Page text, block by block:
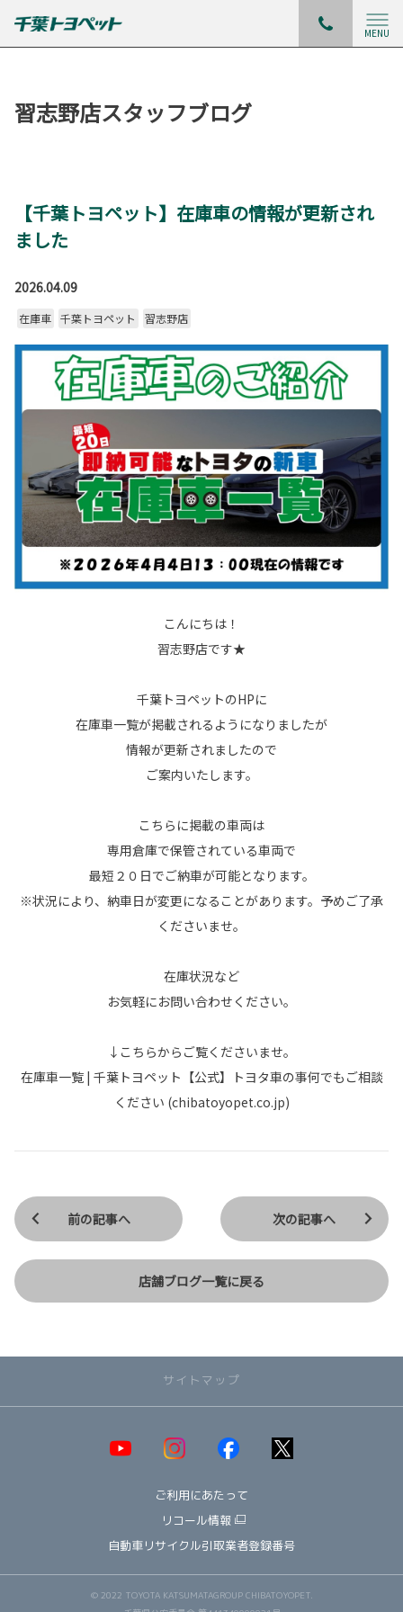
MENU
習志野店スタッフブログ
【千葉トヨペット】在庫車の情報が更新され
ました
2026.04.09
在庫車 千葉トヨペット 習志野店
こんにちは！
習志野店です★
千葉トヨペットのHPに
在庫車一覧が掲載されるようになりましたが
情報が更新されましたので
ご案内いたします。
こちらに掲載の車両は
専用倉庫で保管されている車両で
最短２０日でご納車が可能となります。
※状況により、納車日が変更になることがあります。予めご了承
くださいませ。
在庫状況など
お気軽にお問い合わせください。
↓こちらからご覧くださいませ。
在庫車一覧 | 千葉トヨペット【公式】トヨタ車の事何でもご相談
ください (chibatoyopet.co.jp)
前の記事へ
店舗ブログ一覧に戻る
次の記事へ
サイトマップ
ウェルキャブ（福祉車両）
ヤリス
ご利用にあたって
リコール情報
自動車リサイクル引取業者登録番号
© 2022 TOYOTA KATSUMATAGROUP CHIBATOYOPET.